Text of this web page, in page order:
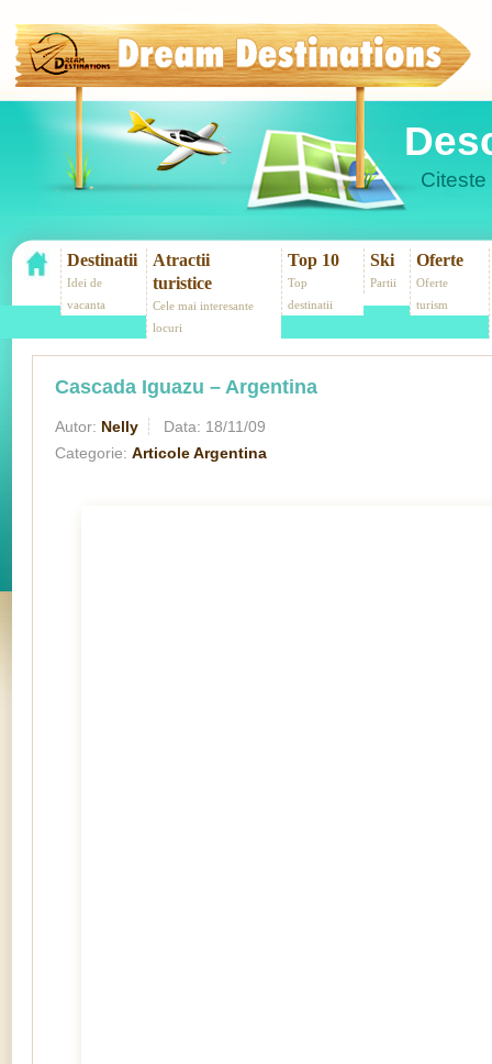
Destinatii
Idei de
vacanta
Atractii
turistice
Cele mai interesante
locuri
Top 10
Top
destinatii
Ski
Partii
Oferte
Oferte
turism
Cascada Iguazu – Argentina
Autor: Nelly Data: 18/11/09
Categorie: Articole Argentina